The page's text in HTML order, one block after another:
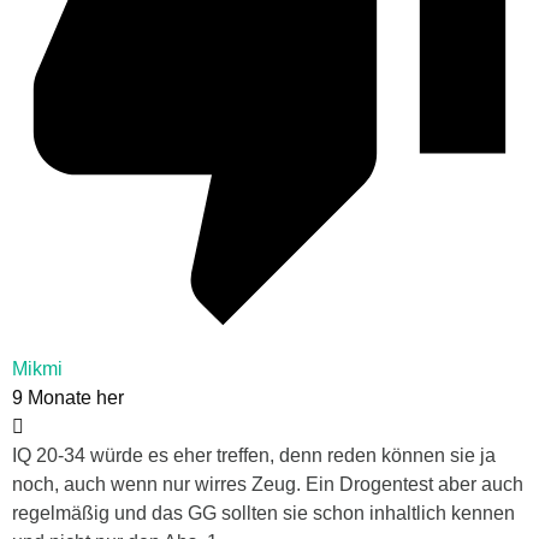
Mikmi
9 Monate her
IQ 20-34 würde es eher treffen, denn reden können sie ja
noch, auch wenn nur wirres Zeug. Ein Drogentest aber auch
regelmäßig und das GG sollten sie schon inhaltlich kennen